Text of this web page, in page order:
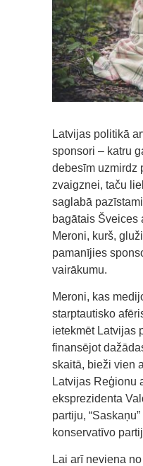
Latvijas politikā
sponsori – katru
debesīm uzmirdz
zvaigznei, taču
saglabā
bagātais Šveices
Meroni, kurš,
pamanījies
vairākumu.
Meroni, kas
starptautisko
ietekmēt Latvijas
finansējot
skaitā, bieži vien
Latvijas Reģionu
eksprezidenta
partiju,
konservatīvo
Lai arī neviena